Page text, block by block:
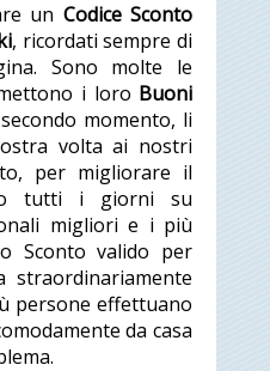
un Codice Sconto
, ricordati sempre di
Sono molte le
i loro Buoni
momento, li
volta ai nostri
per migliorare il
tutti i giorni su
migliori e i più
Sconto valido per
straordinariamente
persone effettuano
da casa